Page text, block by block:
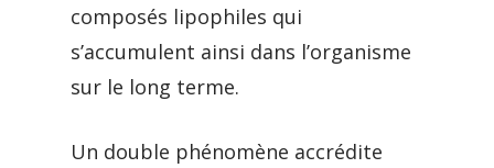
composés lipophiles qui
s’accumulent ainsi dans l’organisme
sur le long terme.
Un double phénomène accrédite